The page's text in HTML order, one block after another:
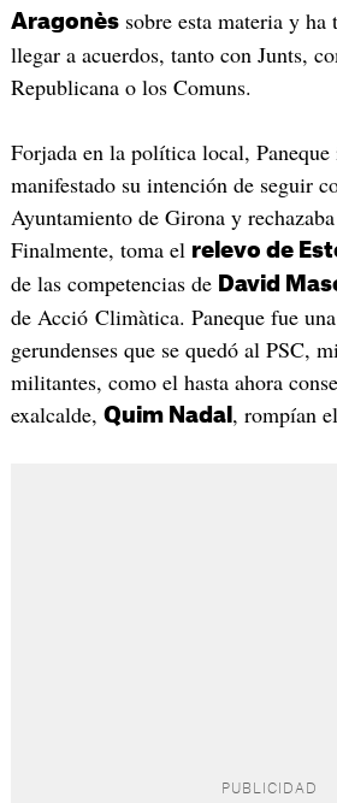
Aragonèssobre esta materia y ha
llegar a acuerdos, tanto con Junts,
Republicana o los Comuns.
Forjada en la política local,
manifestado su intención de seguir
Ayuntamiento de Girona y
Finalmente, toma el relevo de
de las competencias de David
de Acció Climàtica. Paneque fue
gerundenses que se quedó al PSC,
militantes, como el hasta ahora
exalcalde, Quim Nadal , rompían